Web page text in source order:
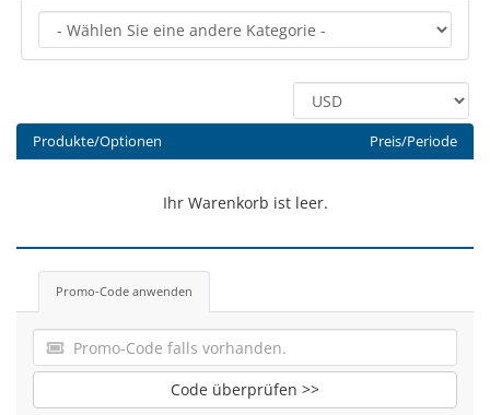
Produkte/Optionen Preis/Periode
Ihr Warenkorb ist leer.
Promo-Code anwenden
Code überprüfen >>